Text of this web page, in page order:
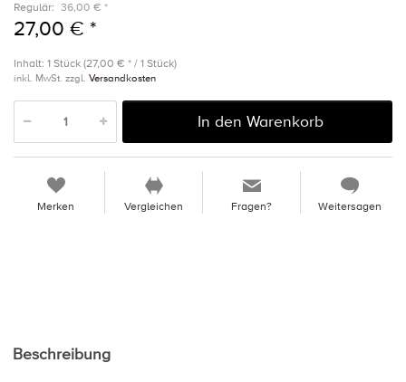
Regulär: 36,00 € *
27,00 € *
Inhalt: 1 Stück (27,00 € * / 1 Stück)
inkl. MwSt. zzgl. Versandkosten
In den Warenkorb
Merken Vergleichen Fragen? Weitersagen
Beschreibung